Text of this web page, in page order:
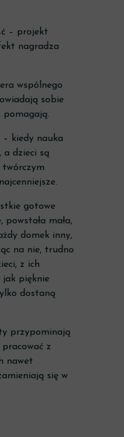
– projekt
nagradza
wspólnego
sobie
pomagają.
– kiedy nauka
a dzieci są
twórczym
gotowe
powstała mała,
domek inny,
na nie, trudno
z ich
jak pięknie
dostaną
przypominają
z
nawet
się w